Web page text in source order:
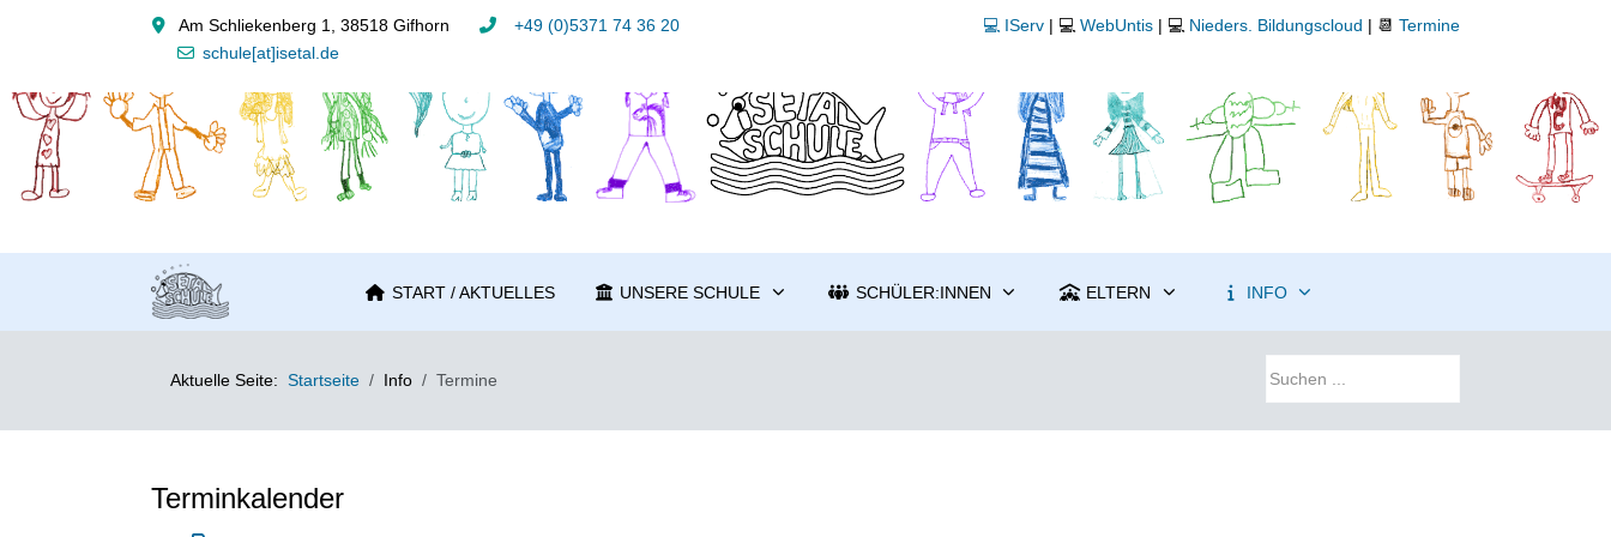
Am Schliekenberg 1, 38518 Gifhorn
+49 (0)5371 74 36 20
schule[at]isetal.de
💻 IServ | 💻 WebUntis | 💻 Nieders. Bildungscloud | 📆 Termine
START / AKTUELLES UNSERE SCHULE SCHÜLER:INNEN ELTERN INFO
Aktuelle Seite: Startseite Info Termine
Terminkalender